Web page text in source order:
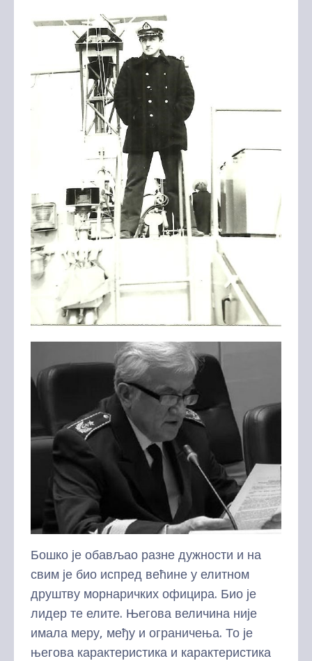
Бошко је обављао разне дужности и на
свим је био испред већине у елитном
друштву морнаричких официра. Био је
лидер те елите. Његова величина није
имала меру, међу и ограничења. То је
његова карактеристика и карактеристика